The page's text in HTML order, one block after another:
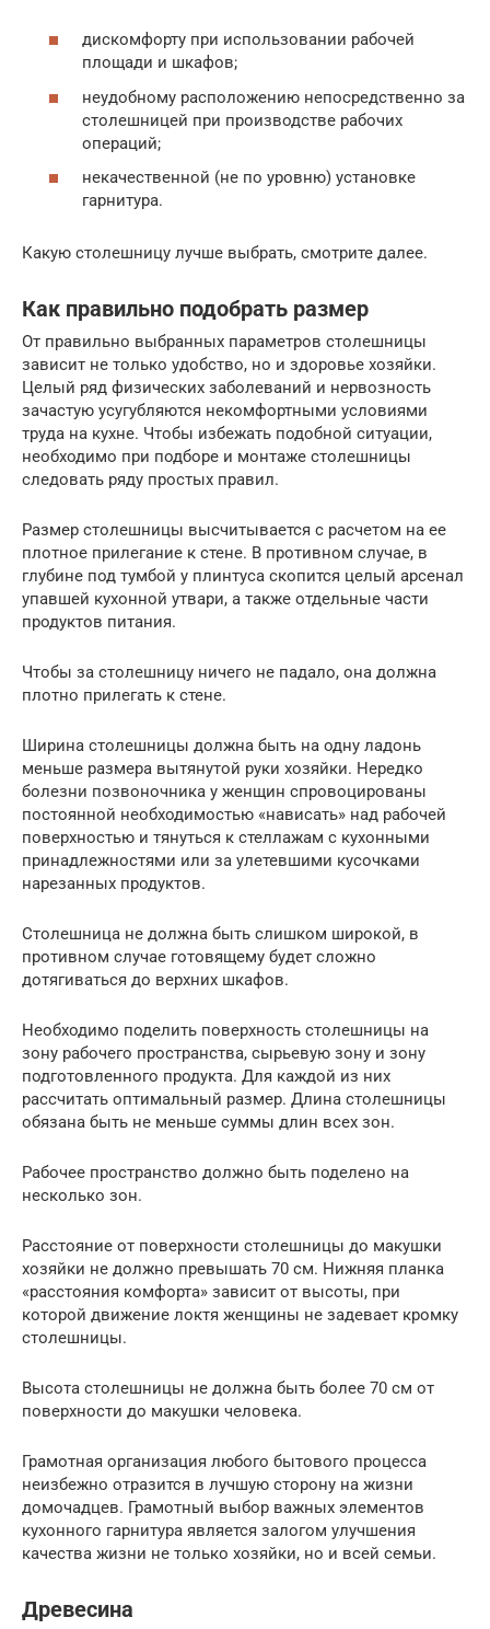
дискомфорту при использовании рабочей
площади и шкафов;
неудобному расположению непосредственно за
столешницей при производстве рабочих
операций;
некачественной (не по уровню) установке
гарнитура.
Какую столешницу лучше выбрать, смотрите далее.
Как правильно подобрать размер
От правильно выбранных параметров столешницы
зависит не только удобство, но и здоровье хозяйки.
Целый ряд физических заболеваний и нервозность
зачастую усугубляются некомфортными условиями
труда на кухне. Чтобы избежать подобной ситуации,
необходимо при подборе и монтаже столешницы
следовать ряду простых правил.
Размер столешницы высчитывается с расчетом на ее
плотное прилегание к стене. В противном случае, в
глубине под тумбой у плинтуса скопится целый арсенал
упавшей кухонной утвари, а также отдельные части
продуктов питания.
Чтобы за столешницу ничего не падало, она должна
плотно прилегать к стене.
Ширина столешницы должна быть на одну ладонь
меньше размера вытянутой руки хозяйки. Нередко
болезни позвоночника у женщин спровоцированы
постоянной необходимостью «нависать» над рабочей
поверхностью и тянуться к стеллажам с кухонными
принадлежностями или за улетевшими кусочками
нарезанных продуктов.
Столешница не должна быть слишком широкой, в
противном случае готовящему будет сложно
дотягиваться до верхних шкафов.
Необходимо поделить поверхность столешницы на
зону рабочего пространства, сырьевую зону и зону
подготовленного продукта. Для каждой из них
рассчитать оптимальный размер. Длина столешницы
обязана быть не меньше суммы длин всех зон.
Рабочее пространство должно быть поделено на
несколько зон.
Расстояние от поверхности столешницы до макушки
хозяйки не должно превышать 70 см. Нижняя планка
«расстояния комфорта» зависит от высоты, при
которой движение локтя женщины не задевает кромку
столешницы.
Высота столешницы не должна быть более 70 см от
поверхности до макушки человека.
Грамотная организация любого бытового процесса
неизбежно отразится в лучшую сторону на жизни
домочадцев. Грамотный выбор важных элементов
кухонного гарнитура является залогом улучшения
качества жизни не только хозяйки, но и всей семьи.
Древесина